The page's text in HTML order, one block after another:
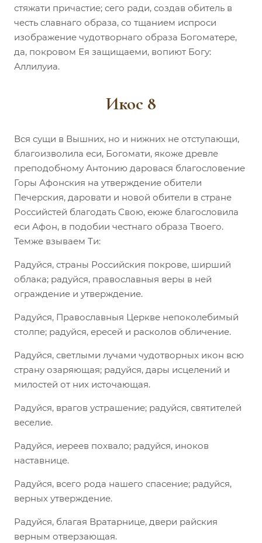
стяжати причастие; сего ради, создав обитель в
честь славнаго образа, со тщанием испроси
изображение чудотворнаго образа Богоматере,
да, покровом Ея защищаеми, вопиют Богу:
Аллилуиа.
Икос 8
Вся сущи в Вышних, но и нижних не отступающи,
благоизволила еси, Богомати, якоже древле
преподобному Антонию даровася благословение
Горы Афонския на утверждение обители
Печерския, даровати и новой обители в стране
Российстей благодать Свою, еюже благословила
еси Афон, в подобии честнаго образа Твоего.
Темже взываем Ти:
Радуйся, страны Российския покрове, ширший
облака; радуйся, православныя веры в ней
ограждение и утверждение.
Радуйся, Православныя Церкве непоколебимый
столпе; радуйся, ересей и расколов обличение.
Радуйся, светлыми лучами чудотворных икон всю
страну озаряющая; радуйся, дары исцелений и
милостей от них источающая.
Радуйся, врагов устрашение; радуйся, святителей
веселие.
Радуйся, иереев похвало; радуйся, иноков
наставнице.
Радуйся, всего рода нашего спасение; радуйся,
верных утверждение.
Радуйся, благая Вратарнице, двери райския
верным отверзающая.